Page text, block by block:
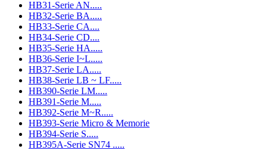
HB31-Serie AN.....
HB32-Serie BA.....
HB33-Serie CA....
HB34-Serie CD....
HB35-Serie HA.....
HB36-Serie I~L.....
HB37-Serie LA.....
HB38-Serie LB ~ LF.....
HB390-Serie LM.....
HB391-Serie M.....
HB392-Serie M~R.....
HB393-Serie Micro & Memorie
HB394-Serie S.....
HB395A-Serie SN74 .....